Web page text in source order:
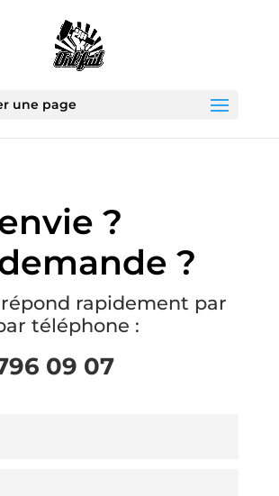
une page
?
?
rapidement par
téléphone :
09 07